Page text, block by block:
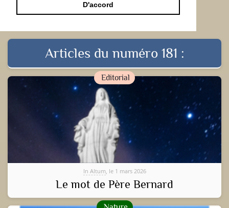
D'accord
Articles du numéro 181 :
Editorial
In Altum, le 1 mars 2026
Le mot de Père Bernard